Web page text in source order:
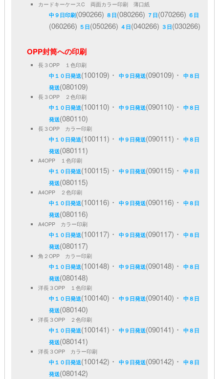
カードキーケースC 両面カラー印刷 薄口紙
中９日印刷(090266) ８日(080266) ７日(070266) ６日
(060266) ５日(050266) ４日(040266) ３日(030266)
OPP封筒への印刷
長３OPP １色印刷
中１０日発送(100109)・中９日発送(090109)・中８日
発送(080109)
長３OPP ２色印刷
中１０日発送(100110)・中９日発送(090110)・中８日
発送(080110)
長３OPP カラー印刷
中１０日発送(100111)・中９日発送(090111)・中８日
発送(080111)
A4OPP １色印刷
中１０日発送(100115)・中９日発送(090115)・中８日
発送(080115)
A4OPP ２色印刷
中１０日発送(100116)・中９日発送(090116)・中８日
発送(080116)
A4OPP カラー印刷
中１０日発送(100117)・中９日発送(090117)・中８日
発送(080117)
角２OPP カラー印刷
中１０日発送(100148)・中９日発送(090148)・中８日
発送(080148)
洋長３OPP １色印刷
中１０日発送(100140)・中９日発送(090140)・中８日
発送(080140)
洋長３OPP ２色印刷
中１０日発送(100141)・中９日発送(090141)・中８日
発送(080141)
洋長３OPP カラー印刷
中１０日発送(100142)・中９日発送(090142)・中８日
発送(080142)